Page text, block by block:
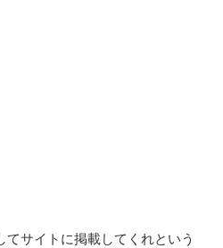
てサイトに掲載してくれという